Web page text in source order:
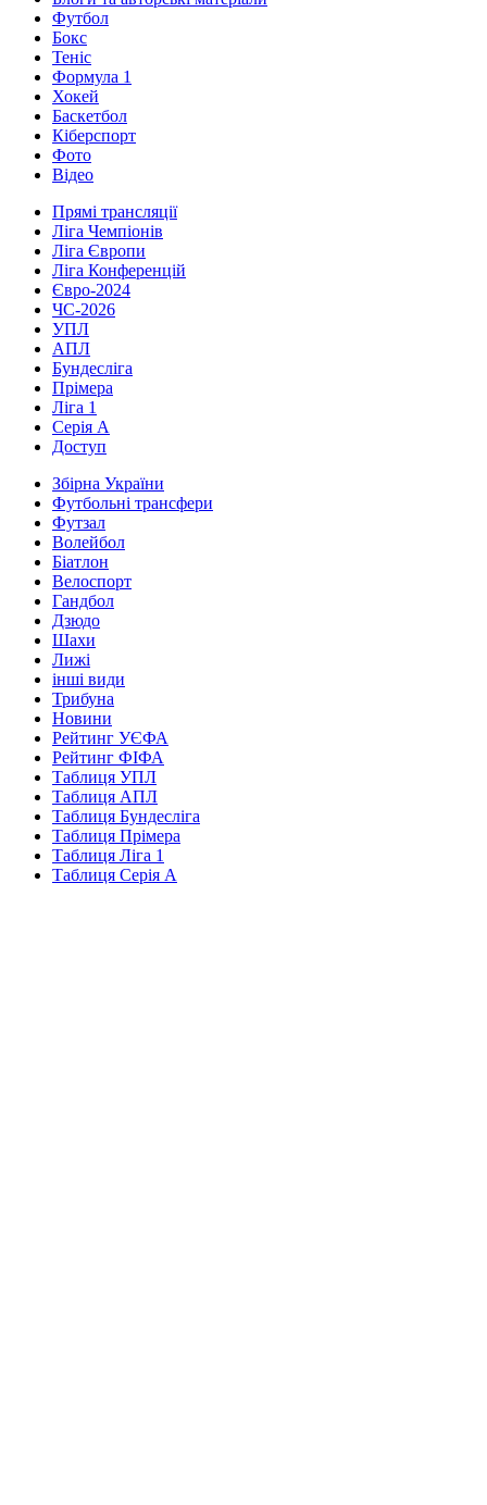
Футбол
Бокс
Теніс
Формула 1
Хокей
Баскетбол
Кіберспорт
Фото
Відео
Прямі трансляції
Ліга Чемпіонів
Ліга Європи
Ліга Конференцій
Євро-2024
ЧС-2026
УПЛ
АПЛ
Бундесліга
Прімера
Ліга 1
Серія А
Доступ
Збірна України
Футбольні трансфери
Футзал
Волейбол
Біатлон
Велоспорт
Гандбол
Дзюдо
Шахи
Лижі
інші види
Трибуна
Новини
Рейтинг УЄФА
Рейтинг ФІФА
Таблиця УПЛ
Таблиця АПЛ
Таблиця Бундесліга
Таблиця Прімера
Таблиця Ліга 1
Таблиця Серія А